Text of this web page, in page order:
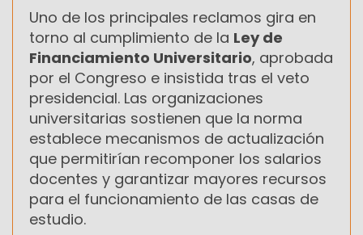
Uno de los principales reclamos gira en
torno al cumplimiento de la Ley de
Financiamiento Universitario, aprobada
por el Congreso e insistida tras el veto
presidencial. Las organizaciones
universitarias sostienen que la norma
establece mecanismos de actualización
que permitirían recomponer los salarios
docentes y garantizar mayores recursos
para el funcionamiento de las casas de
estudio.